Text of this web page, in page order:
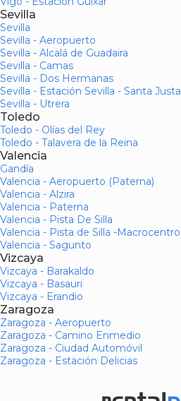
Sevilla
Sevilla
Sevilla - Aeropuerto
Sevilla - Alcalá de Guadaira
Sevilla - Camas
Sevilla - Dos Hermanas
Sevilla - Estación Sevilla - Santa Justa
Sevilla - Utrera
Toledo
Toledo - Olías del Rey
Toledo - Talavera de la Reina
Valencia
Gandía
Valencia - Aeropuerto (Paterna)
Valencia - Alzira
Valencia - Paterna
Valencia - Pista De Silla
Valencia - Pista de Silla -Macrocentro
Valencia - Sagunto
Vizcaya
Vizcaya - Barakaldo
Vizcaya - Basauri
Vizcaya - Erandio
Zaragoza
Zaragoza - Aeropuerto
Zaragoza - Camino Enmedio
Zaragoza - Ciudad Automóvil
Zaragoza - Estación Delicias